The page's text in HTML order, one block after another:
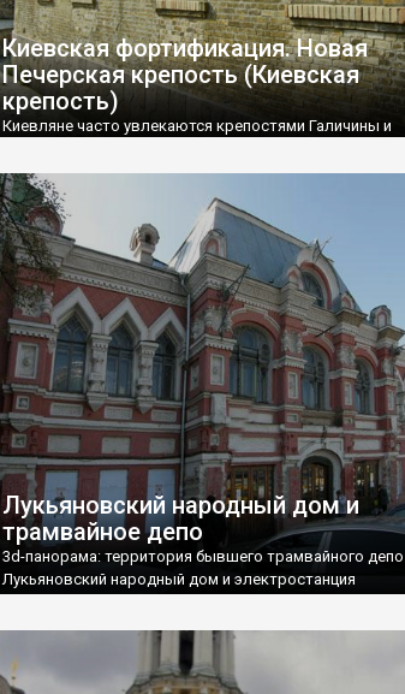
Киевская фортификация. Новая
Печерская крепость (Киевская
крепость)
Киевляне часто увлекаются крепостями Галичины и
что самая большая крепость Украины расположена в
столице.
Лукьяновский народный дом и
трамвайное депо
3d-панорама: территория бывшего трамвайного
Лукьяновский народный дом и электростанция